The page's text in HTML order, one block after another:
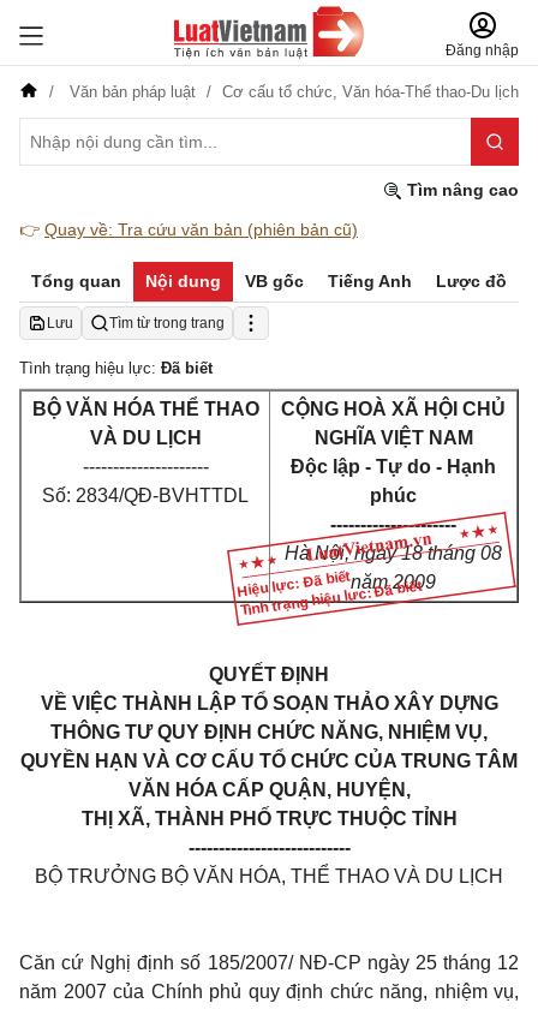
Đăng nhập
Văn bản pháp luật Cơ cấu tổ chức, Văn hóa-Thể thao-Du lịch
Tìm nâng cao
👉 Quay về: Tra cứu văn bản (phiên bản cũ)
Tổng quan Nội dung VB gốc Tiếng Anh Lược đồ
Lưu Tìm từ trong trang
Tình trạng hiệu lực: Đã biết
Hiệu lực: Đã biết
Tình trạng hiệu lực: Đã biết
BỘ VĂN HÓA THỂ THAO
VÀ DU LỊCH
---------------------
Số: 2834/QĐ-BVHTTDL
CỘNG HOÀ XÃ HỘI CHỦ
NGHĨA VIỆT NAM
Độc lập - Tự do - Hạnh
phúc
---------------------
Hà Nội, ngày 18 tháng 08
năm 2009
QUYẾT ĐỊNH
VỀ VIỆC THÀNH LẬP TỔ SOẠN THẢO XÂY DỰNG
THÔNG TƯ QUY ĐỊNH CHỨC NĂNG, NHIỆM VỤ,
QUYỀN HẠN VÀ CƠ CẤU TỔ CHỨC CỦA TRUNG TÂM
VĂN HÓA CẤP QUẬN, HUYỆN,
THỊ XÃ, THÀNH PHỐ TRỰC THUỘC TỈNH
---------------------------
BỘ TRƯỞNG BỘ VĂN HÓA, THỂ THAO VÀ DU LỊCH
Căn cứ Nghị định số 185/2007/ NĐ-CP ngày 25 tháng 12
năm 2007 của Chính phủ quy định chức năng, nhiệm vụ,